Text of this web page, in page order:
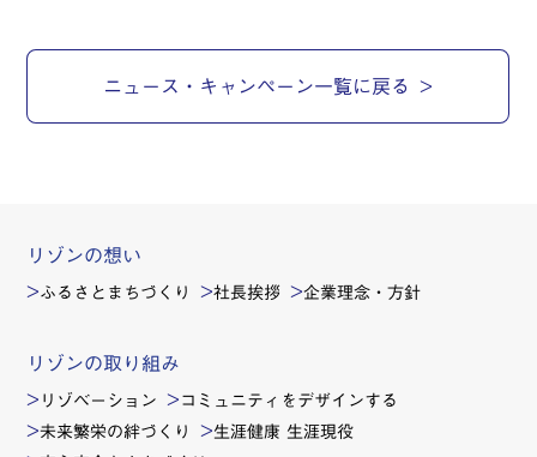
ニュース・キャンペーン一覧に戻る
リゾンの想い
ふるさとまちづくり 社長挨拶 企業理念・方針
リゾンの取り組み
リゾベーション コミュニティをデザインする
未来繁栄の絆づくり 生涯健康 生涯現役